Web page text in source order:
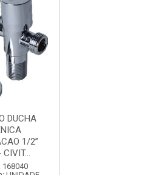
DUCHA
1/2”